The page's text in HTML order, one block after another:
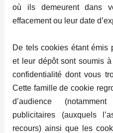
où ils demeurent dans
effacement ou leur date
De tels cookies étant émis
et leur dépôt sont soumis
confidentialité dont vous
Cette famille de cookie
d’audience
publicitaires (auxquels
recours) ainsi que les